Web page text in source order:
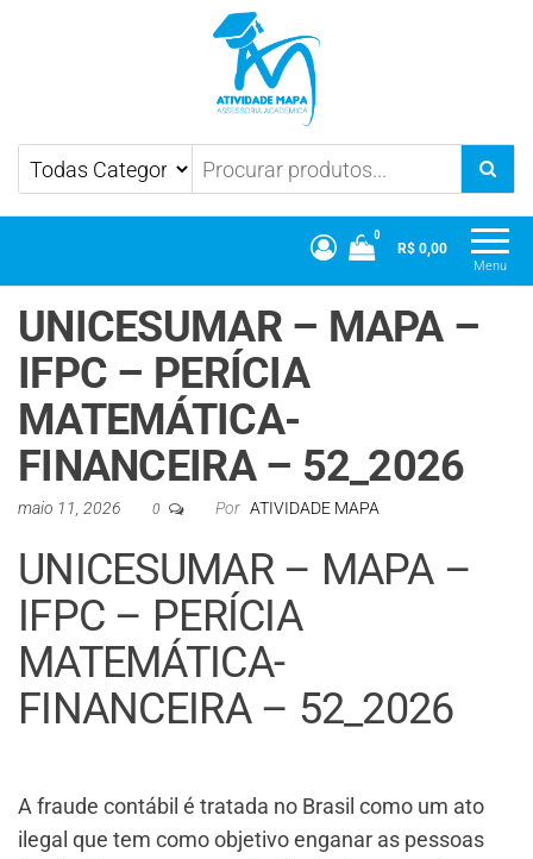
Atividade Mapa Mapa UniCesumar
Menu
0
R$ 0,00
UNICESUMAR – MAPA –
IFPC – PERÍCIA
MATEMÁTICA-
FINANCEIRA – 52_2026
maio 11, 2026 0 Por ATIVIDADE MAPA
UNICESUMAR – MAPA –
IFPC – PERÍCIA
MATEMÁTICA-
FINANCEIRA – 52_2026
A fraude contábil é tratada no Brasil como um ato
ilegal que tem como objetivo enganar as pessoas